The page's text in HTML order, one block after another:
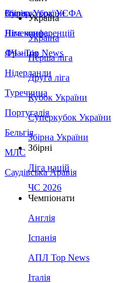
Збірна України
Італія
Німеччина
Франція
Нідерланди
Туреччина
Португалія
Бельгія
МЛС
Саудівська Аравія
Суперкубок УЄФА
Ліга конференцій
ЛЧ - Top News
Україна
Україна
Перша ліга
Друга ліга
Кубок України
Суперкубок України
Збірна України
Збірні
Ліга націй
ЧС 2026
Чемпіонати
Англія
Іспанія
АПЛ Top News
Італія